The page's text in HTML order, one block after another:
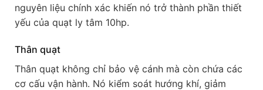
nguyên liệu chính xác khiến nó trở thành phần thiết
yếu của quạt ly tâm 10hp.
Thân quạt
Thân quạt không chỉ bảo vệ cánh mà còn chứa các
cơ cấu vận hành. Nó kiểm soát hướng khí, giảm